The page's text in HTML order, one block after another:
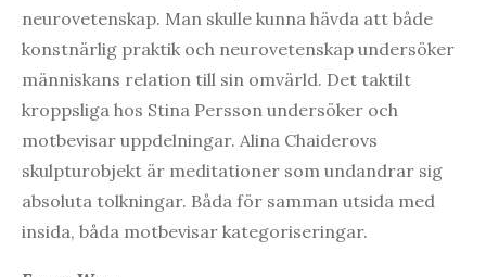
neurovetenskap. Man skulle kunna hävda att både
konstnärlig praktik och neurovetenskap undersöker
människans relation till sin omvärld. Det taktilt
kroppsliga hos Stina Persson undersöker och
motbevisar uppdelningar. Alina Chaiderovs
skulpturobjekt är meditationer som undandrar sig
absoluta tolkningar. Båda för samman utsida med
insida, båda motbevisar kategoriseringar.